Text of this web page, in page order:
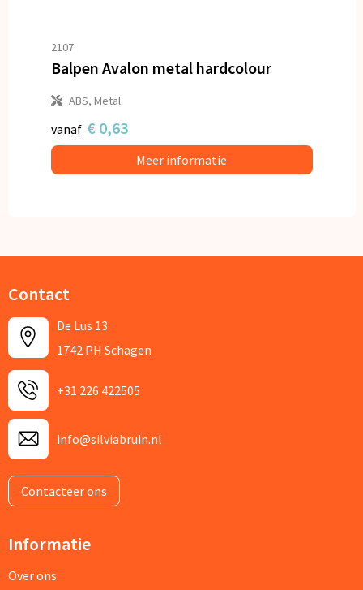
2107
Balpen Avalon metal hardcolour
ABS, Metal
vanaf € 0,63
Meer informatie
Contact
De Lus 13
1742 PH Schagen
+31 226 422505
info@silviabruin.nl
Contacteer ons
Informatie
Over ons